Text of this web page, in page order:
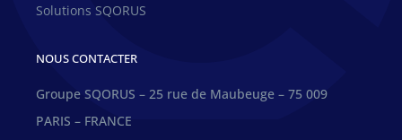
Solutions SQORUS
NOUS CONTACTER
Groupe SQORUS – 25 rue de Maubeuge – 75 009
PARIS – FRANCE